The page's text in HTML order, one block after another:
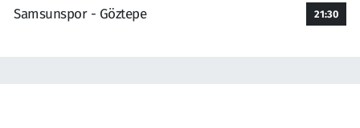
Samsunspor - Göztepe
21:30